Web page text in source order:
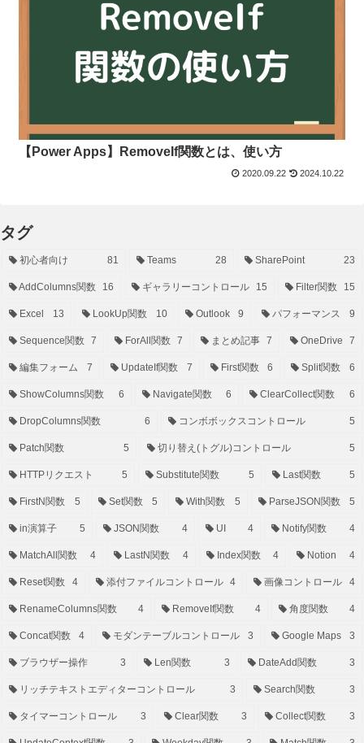
【Power Apps】RemoveIf関数とは、使い方
2020.09.22 2024.10.22
タグ
初心者向け 81 Teams 28 SharePoint 23
AddColumns関数 16 ギャラリーコントロール 15 Filter関数 15
Excel 13 LookUp関数 10 Outlook 9 パフォーマンス 9
Sequence関数 7 ForAll関数 7 まとめ記事 7 OneDrive 7
編集フォーム 7 UpdateIf関数 7 First関数 6 Split関数 6
ShowColumns関数 6 Navigate関数 6 ClearCollect関数 6
DropColumns関数 6 コンボボックスコントロール 5
Patch関数 5 切り替え(トグル)コントロール 5
HTTPリクエスト 5 Substitute関数 5 Last関数 5
FirstN関数 5 Set関数 5 With関数 5 ParseJSON関数 5
in演算子 5 JSON関数 4 UI 4 Notify関数 4
MatchAll関数 4 LastN関数 4 Index関数 4 Notion 4
Reset関数 4 添付ファイルコントロール 4 画像コントロール 4
RenameColumns関数 4 RemoveIf関数 4 角度関数 4
Concat関数 4 モダンテーブルコントロール 3 Google Maps 3
ブラウザー操作 3 Len関数 3 DateAdd関数 3
リッチテキストエディターコントロール 3 Search関数 3
タイマーコントロール 3 Clear関数 3 Collect関数 3